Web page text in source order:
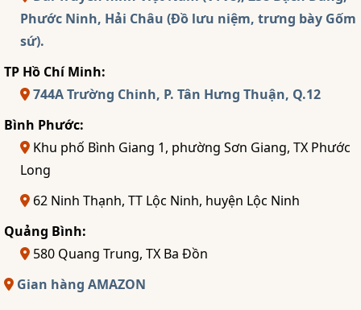
Phước Ninh, Hải Châu (Đồ lưu niệm, trưng bày Gốm
sứ).
TP Hồ Chí Minh:
744A Trường Chinh, P. Tân Hưng Thuận, Q.12
Bình Phước:
Khu phố Bình Giang 1, phường Sơn Giang, TX Phước
Long
62 Ninh Thạnh, TT Lộc Ninh, huyện Lộc Ninh
Quảng Bình:
580 Quang Trung, TX Ba Đồn
Gian hàng AMAZON